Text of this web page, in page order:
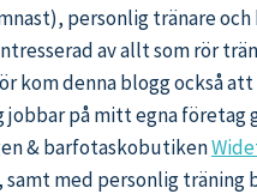
personlig tränare
av allt som rör
kom denna blogg också
jobbar på mitt egna företag
& barfotaskobutiken
med personlig träning